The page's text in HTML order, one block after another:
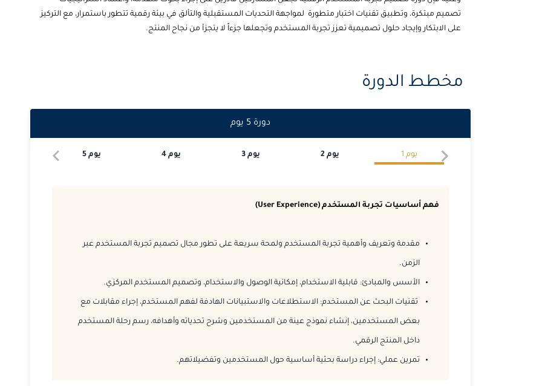
تصميم مبتكرة، وتطبيق تقنيات اختبار متطورة لمواجهة التحديات المستقبلية والتألق في بيئة رقمية تتطور باستمرار، مع التركيز
على الابتكار وإيجاد حلول تصميمية تعزز تجربة المستخدم وتجعلها جزءاً لا يتجزأ من نجاح المنتج.
مخطط الدورة
دورة 5 يوم
يوم 1 يوم 2 يوم3 يوم4 يوم 5
فهم أساسيات تجربة المستخدم (User Experience)
مقدمة وتعريف وأهمية تجربة المستخدم ولمحة سريعة على تطور مجال تصميم تجربة المستخدم عبر
الزمن.
الأسس والمبادئ: قابلية الاستخدام، إمكانية الوصول والاستخدام، وتصميم المستخدم المركزي.
تقنيات البحث عن المستخدم: الاستطلاعات والاستبيانات الهادفة لفهم المستخدم، إجراء مقابلات مع
بعض المستخدمين، إنشاء نموذج عينة من المستخدمين وشرح تحدياته وأهدافه، رسم رحلة المستخدم
داخل المنتج الرقمي.
تمرين عملي: إجراء دراسة بحثية أساسية حول المستخدمين وتفضيلاتهم.